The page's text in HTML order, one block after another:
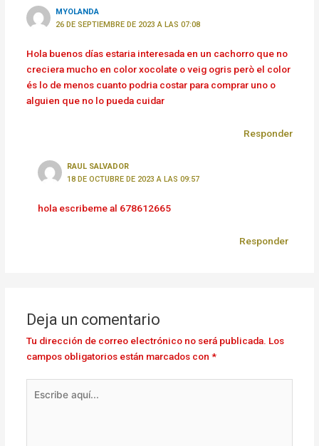
MYOLANDA
26 DE SEPTIEMBRE DE 2023 A LAS 07:08
Hola buenos días estaria interesada en un cachorro que no
creciera mucho en color xocolate o veig ogris però el color
és lo de menos cuanto podria costar para comprar uno o
alguien que no lo pueda cuidar
Responder
RAUL SALVADOR
18 DE OCTUBRE DE 2023 A LAS 09:57
hola escribeme al 678612665
Responder
Deja un comentario
Tu dirección de correo electrónico no será publicada. Los
campos obligatorios están marcados con *
aquí...